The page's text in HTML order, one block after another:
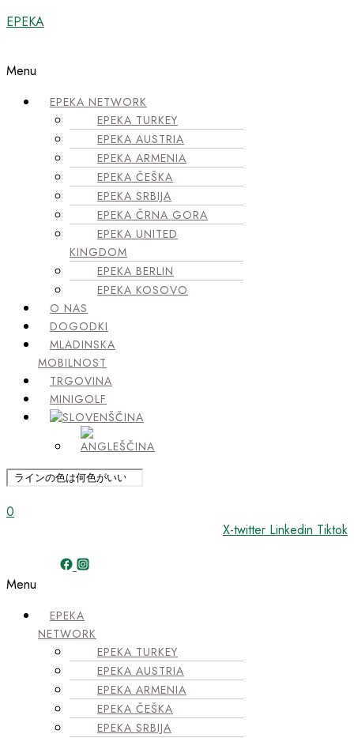
EPEKA
Menu
EPEKA NETWORK
EPEKA TURKEY
EPEKA AUSTRIA
EPEKA ARMENIA
EPEKA ČEŠKA
EPEKA SRBIJA
EPEKA ČRNA GORA
EPEKA UNITED
KINGDOM
EPEKA BERLIN
EPEKA KOSOVO
O NAS
DOGODKI
MLADINSKA
MOBILNOST
TRGOVINA
MINIGOLF
0
X-twitter Linkedin Tiktok
Menu
EPEKA
NETWORK
EPEKA TURKEY
EPEKA AUSTRIA
EPEKA ARMENIA
EPEKA ČEŠKA
EPEKA SRBIJA